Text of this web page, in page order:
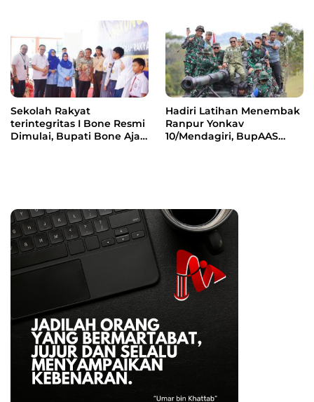
Semangat Membangun
Daerah
Sekolah Rakyat
terintegritas I Bone Resmi
Dimulai, Bupati Bone Ajak
Hadiri Latihan Menembak
Ranpur Yonkav
10/Mendagiri, BupAAS